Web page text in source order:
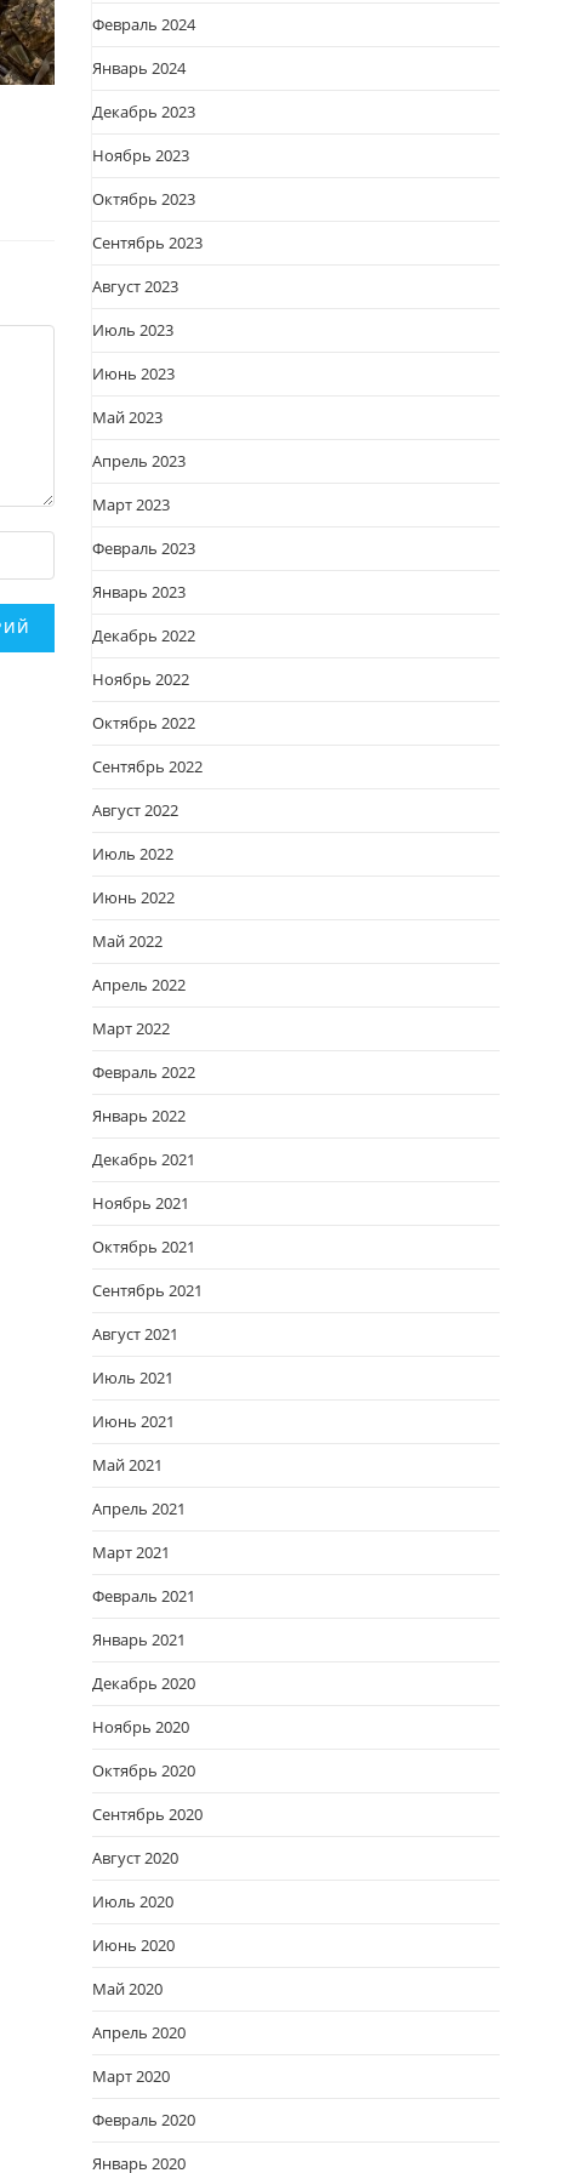
Февраль 2024
Январь 2024
Декабрь 2023
Ноябрь 2023
Октябрь 2023
Сентябрь 2023
Август 2023
Июль 2023
Июнь 2023
Май 2023
Апрель 2023
Март 2023
Февраль 2023
Январь 2023
Декабрь 2022
Ноябрь 2022
Октябрь 2022
Сентябрь 2022
Август 2022
Июль 2022
Июнь 2022
Май 2022
Апрель 2022
Март 2022
Февраль 2022
Январь 2022
Декабрь 2021
Ноябрь 2021
Октябрь 2021
Сентябрь 2021
Август 2021
Июль 2021
Июнь 2021
Май 2021
Апрель 2021
Март 2021
Февраль 2021
Январь 2021
Декабрь 2020
Ноябрь 2020
Октябрь 2020
Сентябрь 2020
Август 2020
Июль 2020
Июнь 2020
Май 2020
Апрель 2020
Март 2020
Февраль 2020
Январь 2020